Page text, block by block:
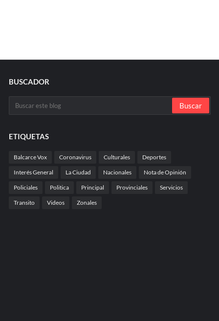
BUSCADOR
ETIQUETAS
Balcarce Vox Coronavirus Culturales Deportes
Interés General La Ciudad Nacionales Nota de Opinión
Policiales Politica Principal Provinciales Servicios
Transito Videos Zonales